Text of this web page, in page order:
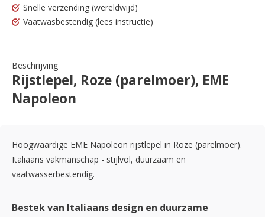
Snelle verzending (wereldwijd)
Vaatwasbestendig (lees instructie)
Beschrijving
Rijstlepel, Roze (parelmoer), EME
Napoleon
Hoogwaardige EME Napoleon rijstlepel in Roze (parelmoer).
Italiaans vakmanschap - stijlvol, duurzaam en
vaatwasserbestendig.
Bestek van Italiaans design en duurzame